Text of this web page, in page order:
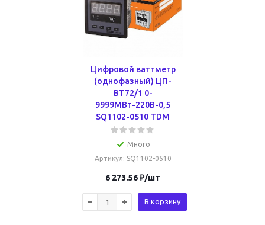
Цифровой ваттметр
(однофазный) ЦП-
ВТ72/1 0-
9999МВт-220В-0,5
SQ1102-0510 TDM
Много
Артикул: SQ1102-0510
6 273.56₽/шт
В корзину